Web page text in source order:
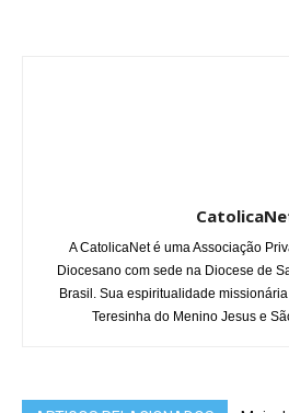
A CatolicaNet é uma Associação
Diocesano com sede na Diocese de
Brasil. Sua espiritualidade
Teresinha do Menino Jesus e